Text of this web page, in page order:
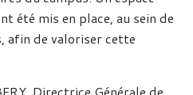
été mis en place, au sein de
afin de valoriser cette